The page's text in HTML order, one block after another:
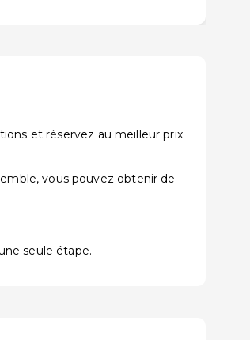
et réservez au meilleur prix
vous pouvez obtenir de
seule étape.